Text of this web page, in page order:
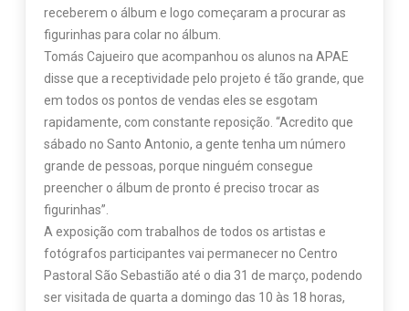
receberem o álbum e logo começaram a procurar as
figurinhas para colar no álbum.
Tomás Cajueiro que acompanhou os alunos na APAE
disse que a receptividade pelo projeto é tão grande, que
em todos os pontos de vendas eles se esgotam
rapidamente, com constante reposição. “Acredito que
sábado no Santo Antonio, a gente tenha um número
grande de pessoas, porque ninguém consegue
preencher o álbum de pronto é preciso trocar as
figurinhas”.
A exposição com trabalhos de todos os artistas e
fotógrafos participantes vai permanecer no Centro
Pastoral São Sebastião até o dia 31 de março, podendo
ser visitada de quarta a domingo das 10 às 18 horas,